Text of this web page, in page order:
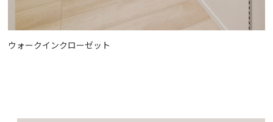
ウォークインクローゼット